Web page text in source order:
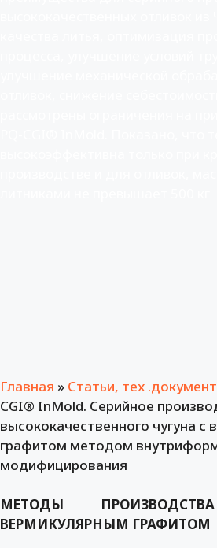
Главная » Статьи, тех
CGI® InMold. Серийное
высококачественного чугуна с
графитом методом
модифицирования
МЕТОДЫ
ВЕРМИКУЛЯРНЫМ ГРАФИТОМ